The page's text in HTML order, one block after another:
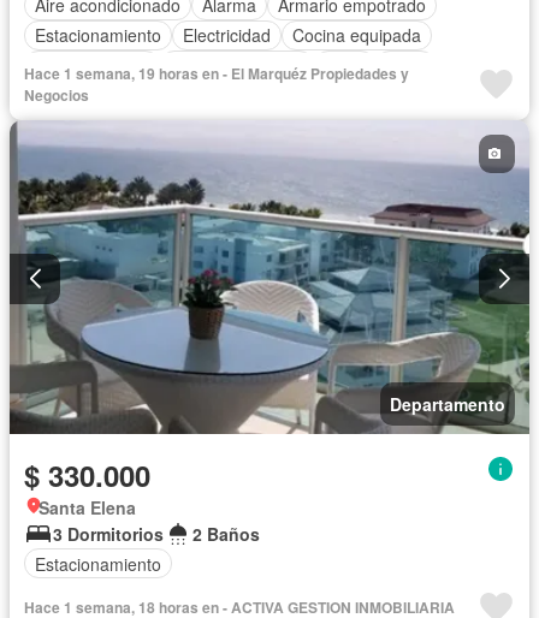
Aire acondicionado
Alarma
Armario empotrado
Estacionamiento
Electricidad
Cocina equipada
Cocina integral
Vista panorámica Agua
Patio
Área para niños
Acceso para personas con discapacidad
Garita de guardianía
Gimnasio Seguridad
Completamente amoblado
Hace 1 semana, 19 horas en - El Marquéz Propiedades y
Negocios
Departamento
$ 330.000
Santa Elena
3 Dormitorios
2 Baños
Estacionamiento
Hace 1 semana, 18 horas en - ACTIVA GESTION INMOBILIARIA